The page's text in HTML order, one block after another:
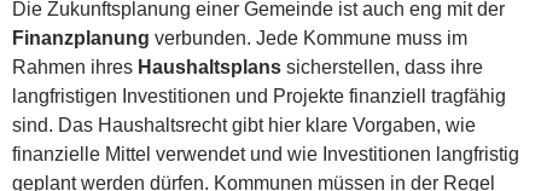
Die Zukunftsplanung einer Gemeinde ist auch eng mit der
Finanzplanung verbunden. Jede Kommune muss im
Rahmen ihres Haushaltsplans sicherstellen, dass ihre
langfristigen Investitionen und Projekte finanziell tragfähig
sind. Das Haushaltsrecht gibt hier klare Vorgaben, wie
finanzielle Mittel verwendet und wie Investitionen langfristig
geplant werden dürfen. Kommunen müssen in der Regel